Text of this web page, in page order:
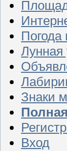
Погода
Лунная
Знаки
Вход